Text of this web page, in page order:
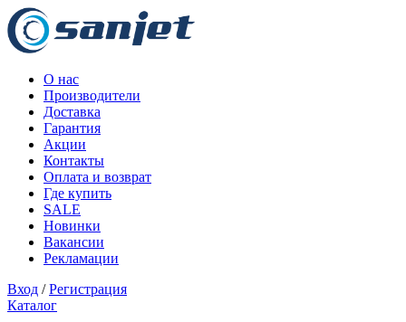
О нас
Производители
Доставка
Гарантия
Акции
Контакты
Оплата и возврат
Где купить
SALE
Новинки
Вакансии
Рекламации
Вход /Регистрация
Каталог